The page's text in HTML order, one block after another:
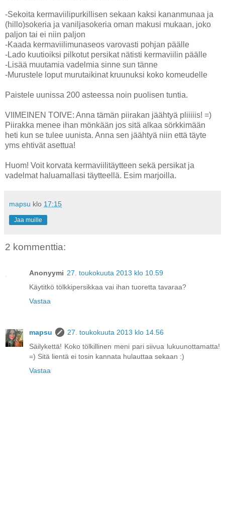
-Sekoita kermaviilipurkillisen sekaan kaksi kananmunaa ja
(hillo)sokeria ja vaniljasokeria oman makusi mukaan, joko
paljon tai ei niin paljon
-Kaada kermaviilimunaseos varovasti pohjan päälle
-Lado kuutioiksi pilkotut persikat nätisti kermaviilin päälle
-Lisää muutamia vadelmia sinne sun tänne
-Murustele loput murutaikinat kruunuksi koko komeudelle
Paistele uunissa 200 asteessa noin puolisen tuntia.
VIIMEINEN TOIVE: Anna tämän piirakan jäähtyä pliiiiis! =)
Piirakka menee ihan mönkään jos sitä alkaa sörkkimään
heti kun se tulee uunista. Anna sen jäähtyä niin että täyte
yms ehtivät asettua!
Huom! Voit korvata kermaviilitäytteen sekä persikat ja
vadelmat haluamallasi täytteellä. Esim marjoilla.
mapsu klo 17:15
Jaa muille
2 kommenttia:
Anonyymi 27. toukokuuta 2013 klo 10.59
Käytitkö tölkkipersikkaa vai ihan tuoretta tavaraa?
Vastaa
mapsu
27. toukokuuta 2013 klo 14.56
Säilykettä! Koko tölkillinen meni pari siivua lukuunottamatta!
=) Sitä lientä ei tosin kannata hulauttaa sekaan :)
Vastaa